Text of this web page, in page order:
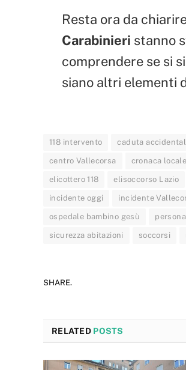
Resta ora da
Carabinieri stanno
comprendere se si
siano altri elementi
118 intervento caduta
centro Vallecorsa cronaca locale
elicottero 118 elisoccorso Lazio
incidente oggi incidente
ospedale bambino gesù
sicurezza abitazioni soccorsi
SHARE.
RELATED POSTS